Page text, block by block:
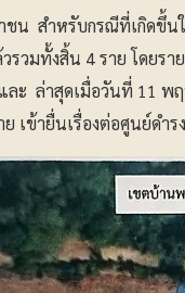
ชน สำหรับกรณีที่เกิดขึ้
รวมทั้งสิ้น 4 ราย โดยร
ละ ล่าสุดเมื่อวันที่ 11
เข้ายื่นเรื่องต่อศูนย์ดำ